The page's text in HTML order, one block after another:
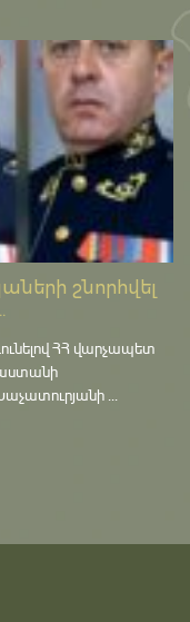
շնորհվել
ՀՀ վարչապետ
...